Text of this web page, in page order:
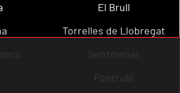
El Brull
Torrelles de Llobregat
Sentmenat
Fontrubí